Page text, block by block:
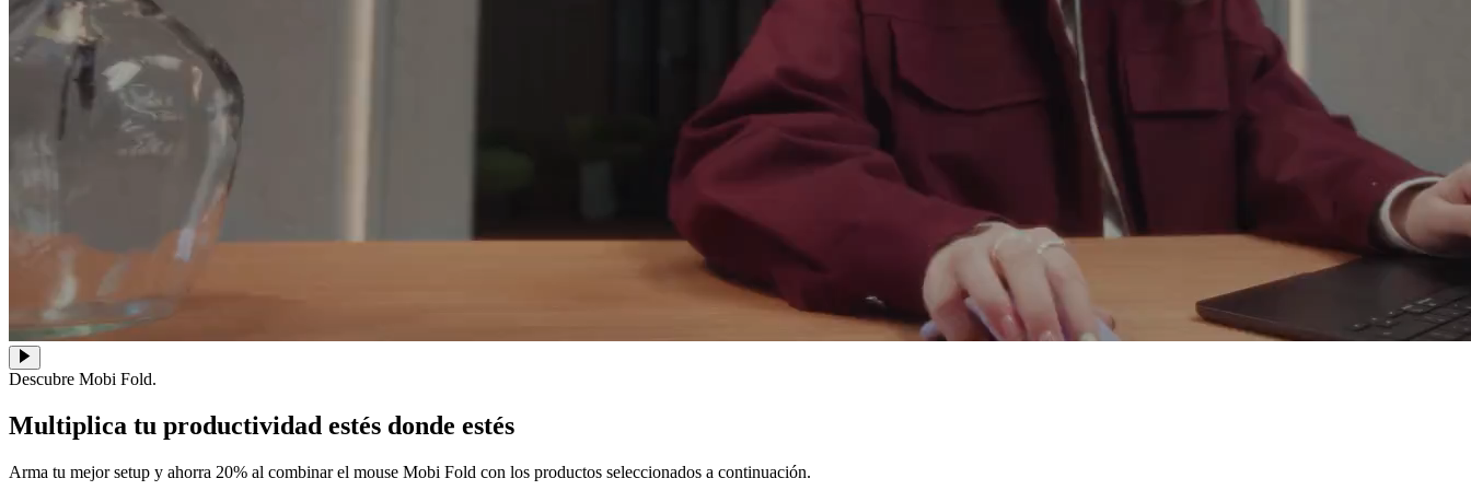
Descubre Mobi Fold.
Multiplica tu productividad estés donde estés
Arma tu mejor setup y ahorra 20% al combinar el mouse Mobi Fold con los productos seleccionados a continuación.